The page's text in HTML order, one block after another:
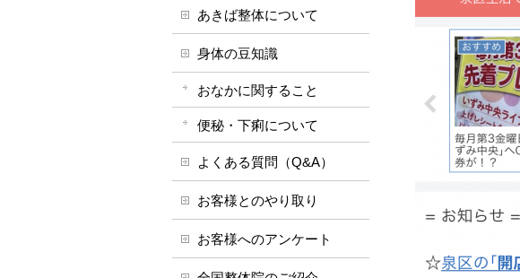
あきば整体について
身体の豆知識
おなかに関すること
便秘・下痢について
よくある質問（Q&A）
お客様とのやり取り
お客様へのアンケート